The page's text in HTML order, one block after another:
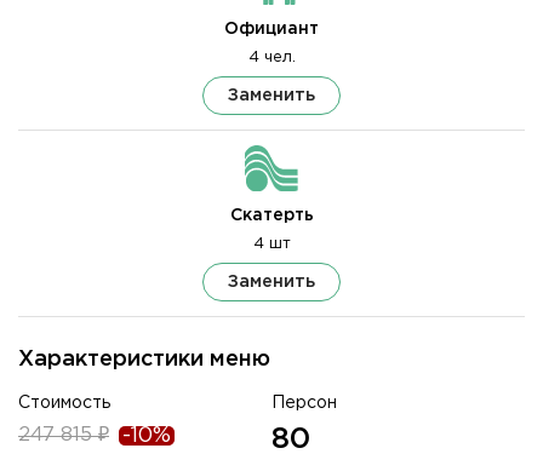
Характеристики меню
Стоимость
247 815 ₽ -10%
Персон
80
Официант
4 чел.
Заменить
Скатерть
4 шт
Заменить